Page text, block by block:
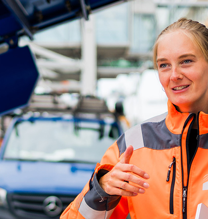
Center der HPA
aller Verkehrsmeldungen im Hafen am